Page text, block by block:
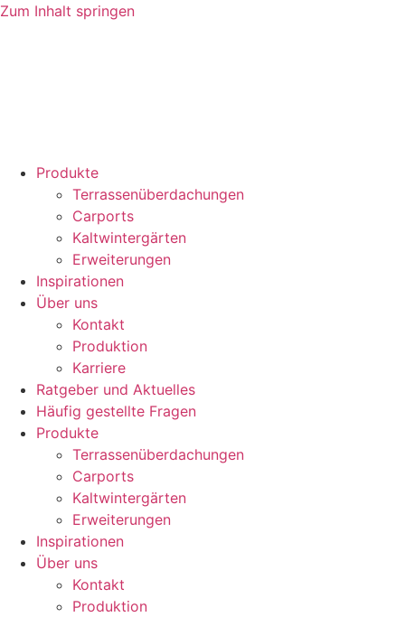
Zum Inhalt springen
Produkte
Terrassenüberdachungen
Carports
Kaltwintergärten
Erweiterungen
Inspirationen
Über uns
Kontakt
Produktion
Karriere
Ratgeber und Aktuelles
Häufig gestellte Fragen
Produkte
Terrassenüberdachungen
Carports
Kaltwintergärten
Erweiterungen
Inspirationen
Über uns
Kontakt
Produktion